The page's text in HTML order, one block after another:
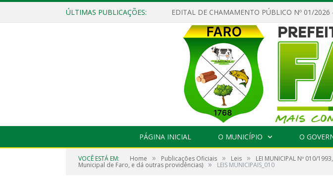
ÚLTIMAS PUBLICAÇÕES: EDITAL DE CHAMAMENTO PÚBLICO Nº 01/
PÁGINA INICIAL O MUNICÍPIO O
VOCÊ ESTÁ EM: Home » Publicações Oficiais » Leis » LEI MUNICIPAL Nº 010/
Municipal de Faro, e dá outras providências) » LEIS MUNICIPAIS_010